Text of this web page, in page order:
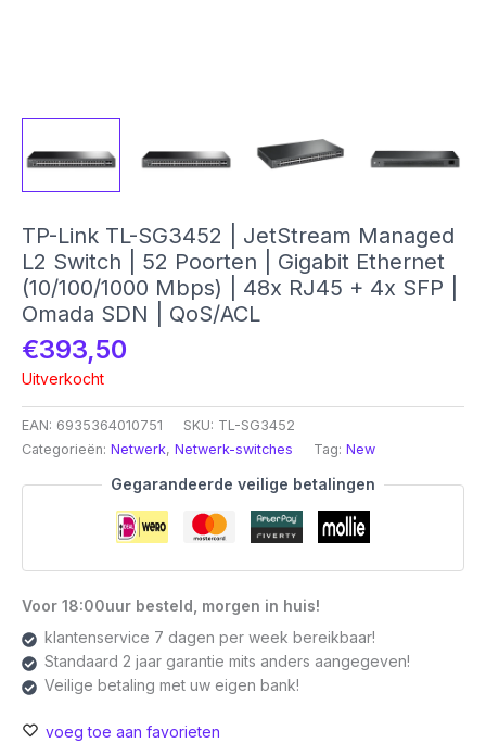
TP-Link TL-SG3452 | JetStream Managed
L2 Switch | 52 Poorten | Gigabit Ethernet
(10/100/1000 Mbps) | 48x RJ45 + 4x SFP |
Omada SDN | QoS/ACL
€393,50
Uitverkocht
EAN: 6935364010751 SKU: TL-SG3452
Categorieën: Netwerk, Netwerk-switches Tag: New
Gegarandeerde veilige betalingen
Voor 18:00uur besteld, morgen in huis!
klantenservice 7 dagen per week bereikbaar!
Standaard 2 jaar garantie mits anders aangegeven!
Veilige betaling met uw eigen bank!
voeg toe aan favorieten